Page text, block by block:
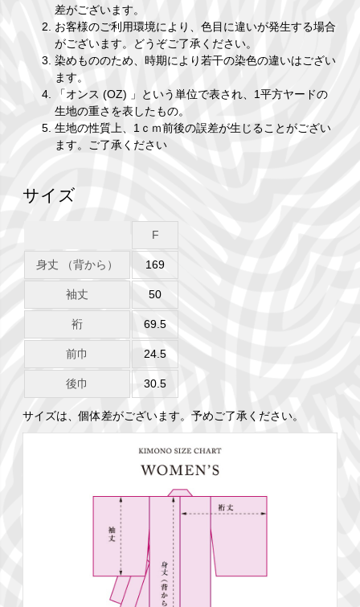
差がございます。
お客様のご利用環境により、色目に違いが発生する場合
がございます。どうぞご了承ください。
染めもののため、時期により若干の染色の違いはござい
ます。
「オンス (OZ) 」という単位で表され、1平方ヤードの
生地の重さを表したもの。
生地の性質上、1ｃｍ前後の誤差が生じることがござい
ます。ご了承ください
サイズ
F
身丈 （背から） 169
袖丈 50
裄 69.5
前巾 24.5
後巾 30.5
サイズは、個体差がございます。予めご了承ください。